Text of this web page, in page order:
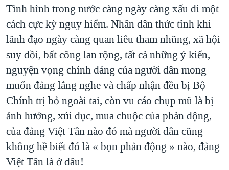
THỂ THAO
GIÁO DỤC
GROUND ZERO – XƯA VÀ NAY
CHI PHÍ CHIẾN TRANH AFGHANISTAN
CÁC GIÁ TRỊ CỘNG HÒA Ở VIỆT NAM
THƯỢNG ĐỈNH TRUMP-KIM TẠI VIỆT NAM
TRỊNH VĨNH BÌNH VS. CHÍNH PHỦ VIỆT NAM
NGƯ DÂN VIỆT VÀ LÀN SÓNG TRỘM HẢI SÂM
BÊN KIA QUỐC LỘ: TIẾNG VỌNG TỪ NÔNG THÔN MỸ
QUAN HỆ VIỆT MỸ
Tình hình trong nước càng ngày càng xấu đi một
cách cực kỳ nguy hiểm. Nhân dân thức tỉnh khi
lãnh đạo ngày càng quan liêu tham nhũng, xã hội
suy đồi, bất công lan rộng, tất cả những ý kiến,
nguyện vọng chính đáng của người dân mong
muốn đảng lắng nghe và chấp nhận đều bị Bộ
Chính trị bỏ ngoài tai, còn vu cáo chụp mũ là bị
ảnh hưởng, xúi dục, mua chuộc của phản động,
của đảng Việt Tân nào đó mà người dân cũng
không hề biết đó là « bọn phản động » nào, đảng
Việt Tân là ở đâu!